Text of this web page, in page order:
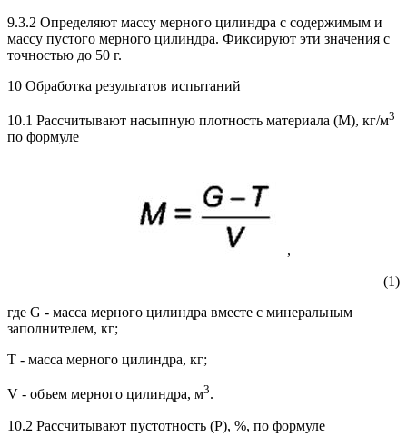
9.3.2 Определяют массу мерного цилиндра с содержимым и
массу пустого мерного цилиндра. Фиксируют эти значения с
точностью до 50 г.
10 Обработка результатов испытаний
10.1 Рассчитывают насыпную плотность материала (М), кг/м3
по формуле
,
(1)
где G - масса мерного цилиндра вместе с минеральным
заполнителем, кг;
Т - масса мерного цилиндра, кг;
V - объем мерного цилиндра, м3.
10.2 Рассчитывают пустотность (Р), %, по формуле